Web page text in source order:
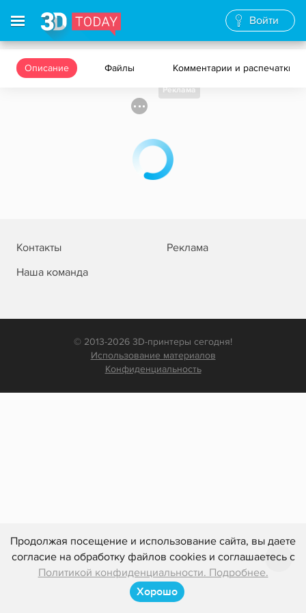
Продолжая посещение и использование сайта, вы даете
согласие на обработку файлов cookies и соглашаетесь с
Политикой конфиденциальности. Подробнее.
Хорошо
Войти
Описание Файлы Комментарии и распечатки
Реклама
Контакты
Реклама
Наша команда
© 2013-2026 3D-принтеры сегодня!
Использование материалов
Конфиденциальность